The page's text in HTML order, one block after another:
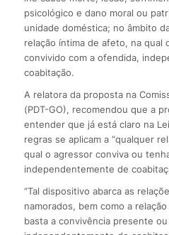
psicológico e dano moral ou
unidade doméstica; no âmbito
relação íntima de afeto, na qual
convivido com a ofendida,
coabitação.
A relatora da proposta na
(PDT-GO), recomendou que a
entender que já está claro na
regras se aplicam a “qualquer
qual o agressor conviva ou
independentemente de
“Tal dispositivo abarca as
namorados, bem como a
basta a convivência presente ou